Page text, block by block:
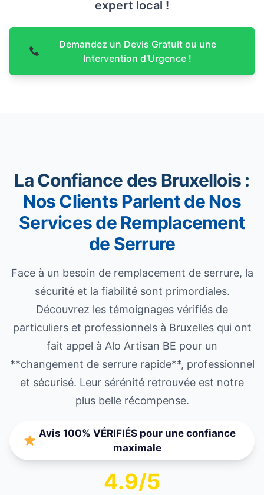
expert local !
Demandez un Devis Gratuit ou une
Intervention d’Urgence !
La Confiance des Bruxellois :
Nos Clients Parlent de Nos
Services de Remplacement
de Serrure
Face à un besoin de remplacement de serrure, la
sécurité et la fiabilité sont primordiales.
Découvrez les témoignages vérifiés de
particuliers et professionnels à Bruxelles qui ont
fait appel à Alo Artisan BE pour un
**changement de serrure rapide**, professionnel
et sécurisé. Leur sérénité retrouvée est notre
plus belle récompense.
Avis 100% VÉRIFIÉS pour une confiance
maximale
4.9/5